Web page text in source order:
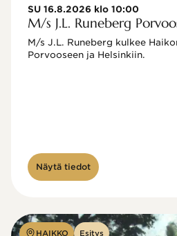
SU 16.8.2026 klo 10:00
M/s J.L. Runeberg
M/s J.L. Runeberg kulkee
Porvooseen ja Helsinkiin.
Näytä tiedot
HAIKKO Esitys